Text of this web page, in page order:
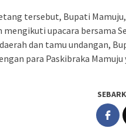
tersebut, Bupati
mengikuti upacara bersama
dan tamu undangan,
para Paskibraka